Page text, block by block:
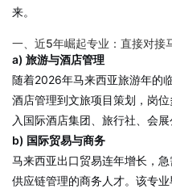
来。
一、近5年崛起专业：直接对接
a) 旅游与酒店管理
随着2026年马来西亚旅游年的
酒店管理到文旅项目策划，岗
入国际酒店集团、旅行社、会展
b) 国际贸易与商务
马来西亚出口贸易连年增长，
供应链管理的商务人才。该专